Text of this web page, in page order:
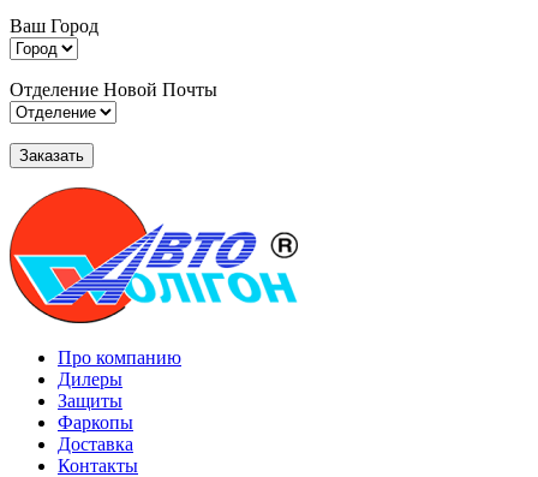
Ваш Город
Отделение Новой Почты
Про компанию
Дилеры
Защиты
Фаркопы
Доставка
Контакты